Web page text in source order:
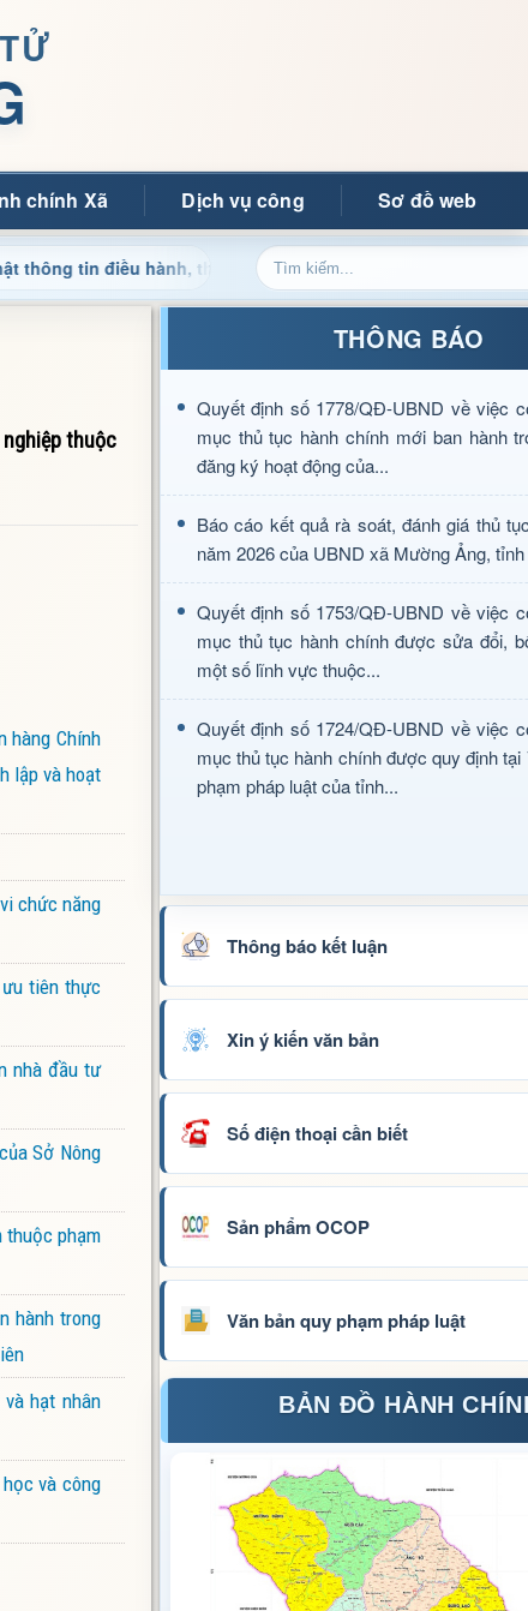
chính Xã Dịch vụ công Sơ đồ web
điều hành, thủ tục hành chính và tin tức địa phương nhanh
thuộc
hàng Chính
lập và hoạt
chức năng
tiên thực
nhà đầu tư
Sở Nông
thuộc phạm
hành trong
hạt nhân
và công
THÔNG BÁO
Quyết định số 1778/QĐ-UBND về việc
mục thủ tục hành chính mới ban hành
đăng ký hoạt động của...
Báo cáo kết quả rà soát, đánh giá thủ
năm 2026 của UBND xã Mường Ảng,
Quyết định số 1753/QĐ-UBND về việc
mục thủ tục hành chính được sửa đổi,
một số lĩnh vực thuộc...
Quyết định số 1724/QĐ-UBND về việc
mục thủ tục hành chính được quy định tại
phạm pháp luật của tỉnh...
Thông báo kết luận
Xin ý kiến văn bản
Số điện thoại cần biết
Sản phẩm OCOP
Văn bản quy phạm pháp luật
BẢN ĐỒ HÀNH